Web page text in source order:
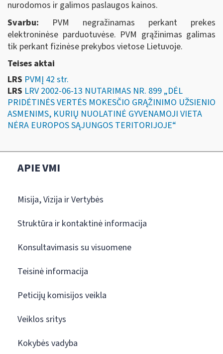
nurodomos ir galimos paslaugos kainos.
Svarbu: PVM negražinamas perkant prekes
elektroninėse parduotuvėse. PVM grąžinimas galimas
tik perkant fizinėse prekybos vietose Lietuvoje.
Teises aktai
LRS PVMĮ 42 str.
LRS LRV 2002-06-13 NUTARIMAS NR. 899 „DĖL
PRIDĖTINĖS VERTĖS MOKESČIO GRĄŽINIMO UŽSIENIO
ASMENIMS, KURIŲ NUOLATINĖ GYVENAMOJI VIETA
NĖRA EUROPOS SĄJUNGOS TERITORIJOJE“
APIE VMI
Misija, Vizija ir Vertybės
Struktūra ir kontaktinė informacija
Konsultavimasis su visuomene
Teisinė informacija
Peticijų komisijos veikla
Veiklos sritys
Kokybės vadyba